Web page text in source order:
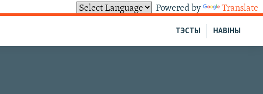
Powered by Translate
НАВІНЫ
ТЭСТЫ